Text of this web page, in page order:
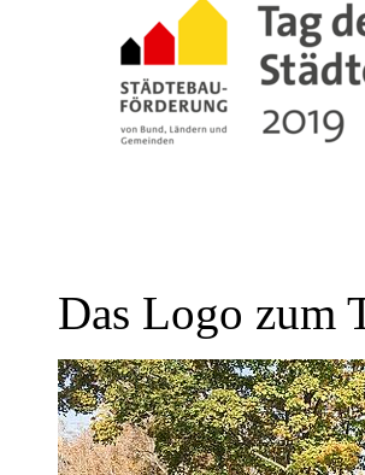
Das Logo zum